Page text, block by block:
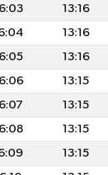
13:16
13:16
13:16
13:15
13:15
13:15
13:15